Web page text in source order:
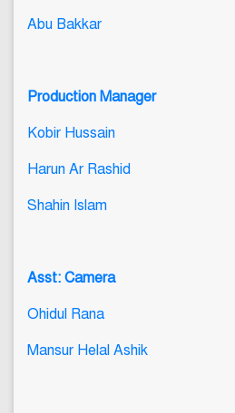
Abu Bakkar
Production Manager
Kobir Hussain
Harun Ar Rashid
Shahin Islam
Asst: Camera
Ohidul Rana
Mansur Helal Ashik